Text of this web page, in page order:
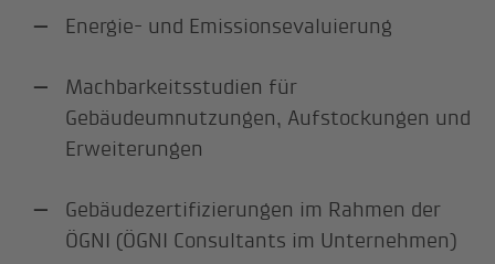
Energie- und Emissionsevaluierung
Machbarkeitsstudien für
Gebäudeumnutzungen, Aufstockungen und
Erweiterungen
Gebäudezertifizierungen im Rahmen der
ÖGNI (ÖGNI Consultants im Unternehmen)